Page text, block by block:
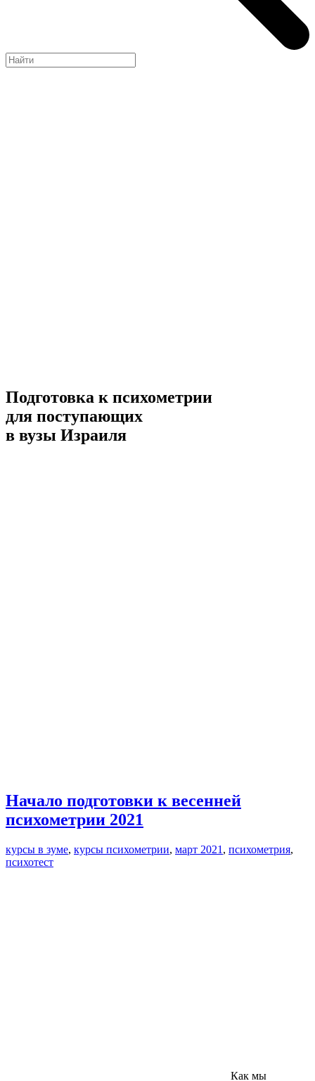
Подготовка к психометрии
для поступающих
в вузы Израиля
Начало подготовки к весенней
психометрии 2021
курсы в зуме, курсы психометрии, март 2021 , психометрия,
психотест
Как мы